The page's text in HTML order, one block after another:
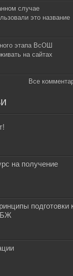
случае
это название
этапа ВсОШ
на сайтах
Все
на получение
подготовки